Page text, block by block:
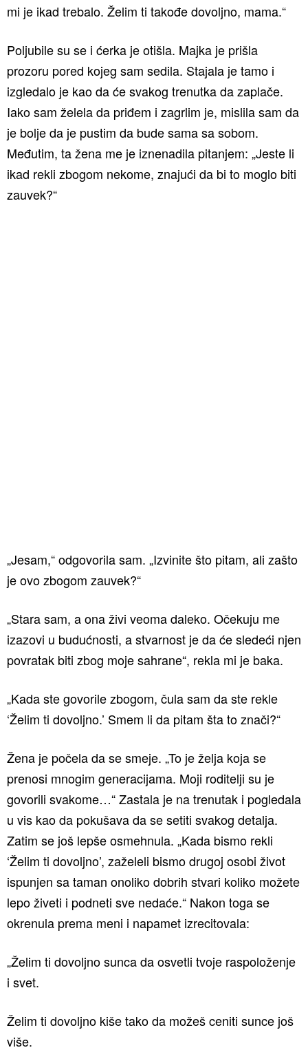
mi je ikad trebalo. Želim ti takođe dovoljno, mama.“
Poljubile su se i ćerka je otišla. Majka je prišla
prozoru pored kojeg sam sedila. Stajala je tamo i
izgledalo je kao da će svakog trenutka da zaplače.
Iako sam želela da priđem i zagrlim je, mislila sam da
je bolje da je pustim da bude sama sa sobom.
Međutim, ta žena me je iznenadila pitanjem: „Jeste li
ikad rekli zbogom nekome, znajući da bi to moglo biti
zauvek?“
„Jesam,“ odgovorila sam. „Izvinite što pitam, ali zašto
je ovo zbogom zauvek?“
„Stara sam, a ona živi veoma daleko. Očekuju me
izazovi u budućnosti, a stvarnost je da će sledeći njen
povratak biti zbog moje sahrane“, rekla mi je baka.
„Kada ste govorile zbogom, čula sam da ste rekle
‘Želim ti dovoljno.’ Smem li da pitam šta to znači?“
Žena je počela da se smeje. „To je želja koja se
prenosi mnogim generacijama. Moji roditelji su je
govorili svakome…“ Zastala je na trenutak i pogledala
u vis kao da pokušava da se setiti svakog detalja.
Zatim se još lepše osmehnula. „Kada bismo rekli
‘Želim ti dovoljno’, zaželeli bismo drugoj osobi život
ispunjen sa taman onoliko dobrih stvari koliko možete
lepo živeti i podneti sve nedaće.“ Nakon toga se
okrenula prema meni i napamet izrecitovala:
„Želim ti dovoljno sunca da osvetli tvoje raspoloženje
i svet.
Želim ti dovoljno kiše tako da možeš ceniti sunce još
više.